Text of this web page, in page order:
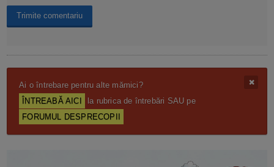
Ai o întrebare pentru alte mămici?
ÎNTREABĂ AICI
la rubrica de întrebări SAU pe
FORUMUL DESPRECOPII